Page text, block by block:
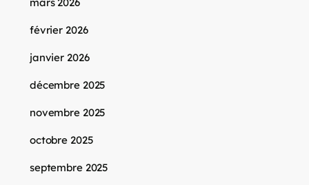
février 2026
janvier 2026
décembre 2025
novembre 2025
octobre 2025
septembre 2025